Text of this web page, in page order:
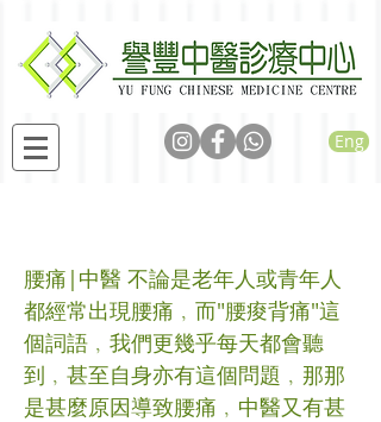
Eng
腰痛|中醫 不論是老年人或青年人
都經常出現腰痛﹐而"腰痠背痛"這
個詞語﹐我們更幾乎每天都會聽
到﹐甚至自身亦有這個問題﹐那那
是甚麼原因導致腰痛﹐中醫又有甚